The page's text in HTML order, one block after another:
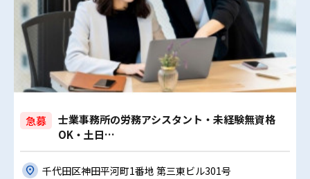
急募
士業事務所の労務アシスタント・未経験無資格
OK・土日…
千代田区神田平河町1番地 第三東ビル301号